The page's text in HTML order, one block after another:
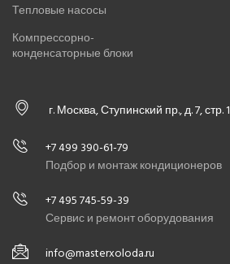
Тепловые насосы
Компрессорно-
конденсаторные блоки
г. Москва, Ступинский пр., д. 7, стр. 1
+7 499 390-61-79
Подбор и монтаж кондиционеров
+7 495 745-59-39
Сервис и ремонт оборудования
info@masterxoloda.ru